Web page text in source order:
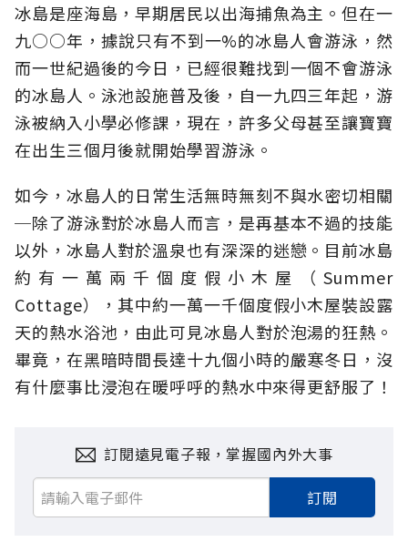
冰島是座海島，早期居民以出海捕魚為主。但在一
九○○年，據說只有不到一%的冰島人會游泳，然
而一世紀過後的今日，已經很難找到一個不會游泳
的冰島人。泳池設施普及後，自一九四三年起，游
泳被納入小學必修課，現在，許多父母甚至讓寶寶
在出生三個月後就開始學習游泳。
如今，冰島人的日常生活無時無刻不與水密切相關
─除了游泳對於冰島人而言，是再基本不過的技能
以外，冰島人對於溫泉也有深深的迷戀。目前冰島
約有一萬兩千個度假小木屋（Summer
Cottage），其中約一萬一千個度假小木屋裝設露
天的熱水浴池，由此可見冰島人對於泡湯的狂熱。
畢竟，在黑暗時間長達十九個小時的嚴寒冬日，沒
有什麼事比浸泡在暖呼呼的熱水中來得更舒服了！
訂閱遠見電子報，掌握國內外大事
訂閱